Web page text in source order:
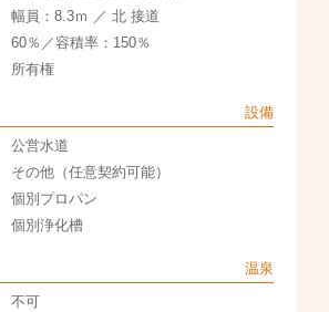
幅員：8.3ｍ ／ 北 接道
60％／容積率：150％
所有権
設備
公営水道
その他（任意契約可能）
個別プロパン
個別浄化槽
温泉
不可